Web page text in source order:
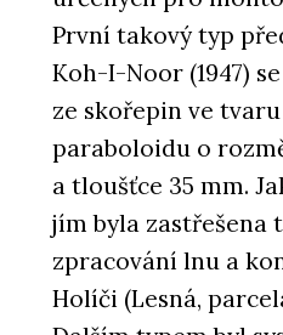
První takový typ
Koh-I-Noor (1947)
ze skořepin ve
paraboloidu o
a tloušťce 35 mm.
jím byla zastřešena
zpracování lnu a
Holíči (Lesná,